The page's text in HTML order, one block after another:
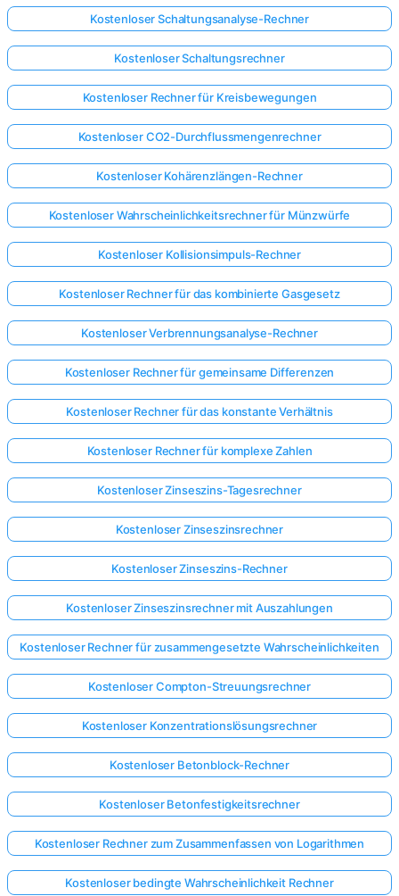
Kostenloser Schaltungsanalyse-Rechner
Kostenloser Schaltungsrechner
Kostenloser Rechner für Kreisbewegungen
Kostenloser CO2-Durchflussmengenrechner
Kostenloser Kohärenzlängen-Rechner
Kostenloser Wahrscheinlichkeitsrechner für Münzwürfe
Kostenloser Kollisionsimpuls-Rechner
Kostenloser Rechner für das kombinierte Gasgesetz
Kostenloser Verbrennungsanalyse-Rechner
Kostenloser Rechner für gemeinsame Differenzen
Kostenloser Rechner für das konstante Verhältnis
Kostenloser Rechner für komplexe Zahlen
Kostenloser Zinseszins-Tagesrechner
Kostenloser Zinseszinsrechner
Kostenloser Zinseszins-Rechner
Kostenloser Zinseszinsrechner mit Auszahlungen
Kostenloser Rechner für zusammengesetzte Wahrscheinlichkeiten
Kostenloser Compton-Streuungsrechner
Kostenloser Konzentrationslösungsrechner
Kostenloser Betonblock-Rechner
Kostenloser Betonfestigkeitsrechner
Kostenloser Rechner zum Zusammenfassen von Logarithmen
Kostenloser bedingte Wahrscheinlichkeit Rechner